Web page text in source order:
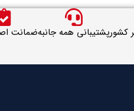
کشورپشتیبانی همه جانبهضمانت